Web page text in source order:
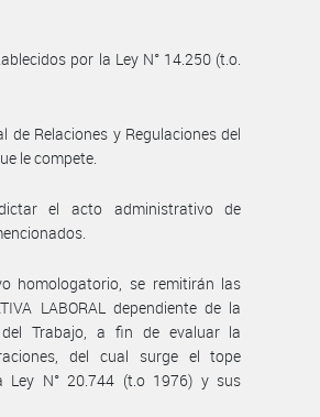
por la Ley N° 14.250 (t.o.
de Relaciones y Regulaciones del
le compete.
el acto administrativo de
homologatorio, se remitirán las
LABORAL dependiente de la
del Trabajo, a fin de evaluar la
del cual surge el tope
Ley N° 20.744 (t.o 1976) y sus